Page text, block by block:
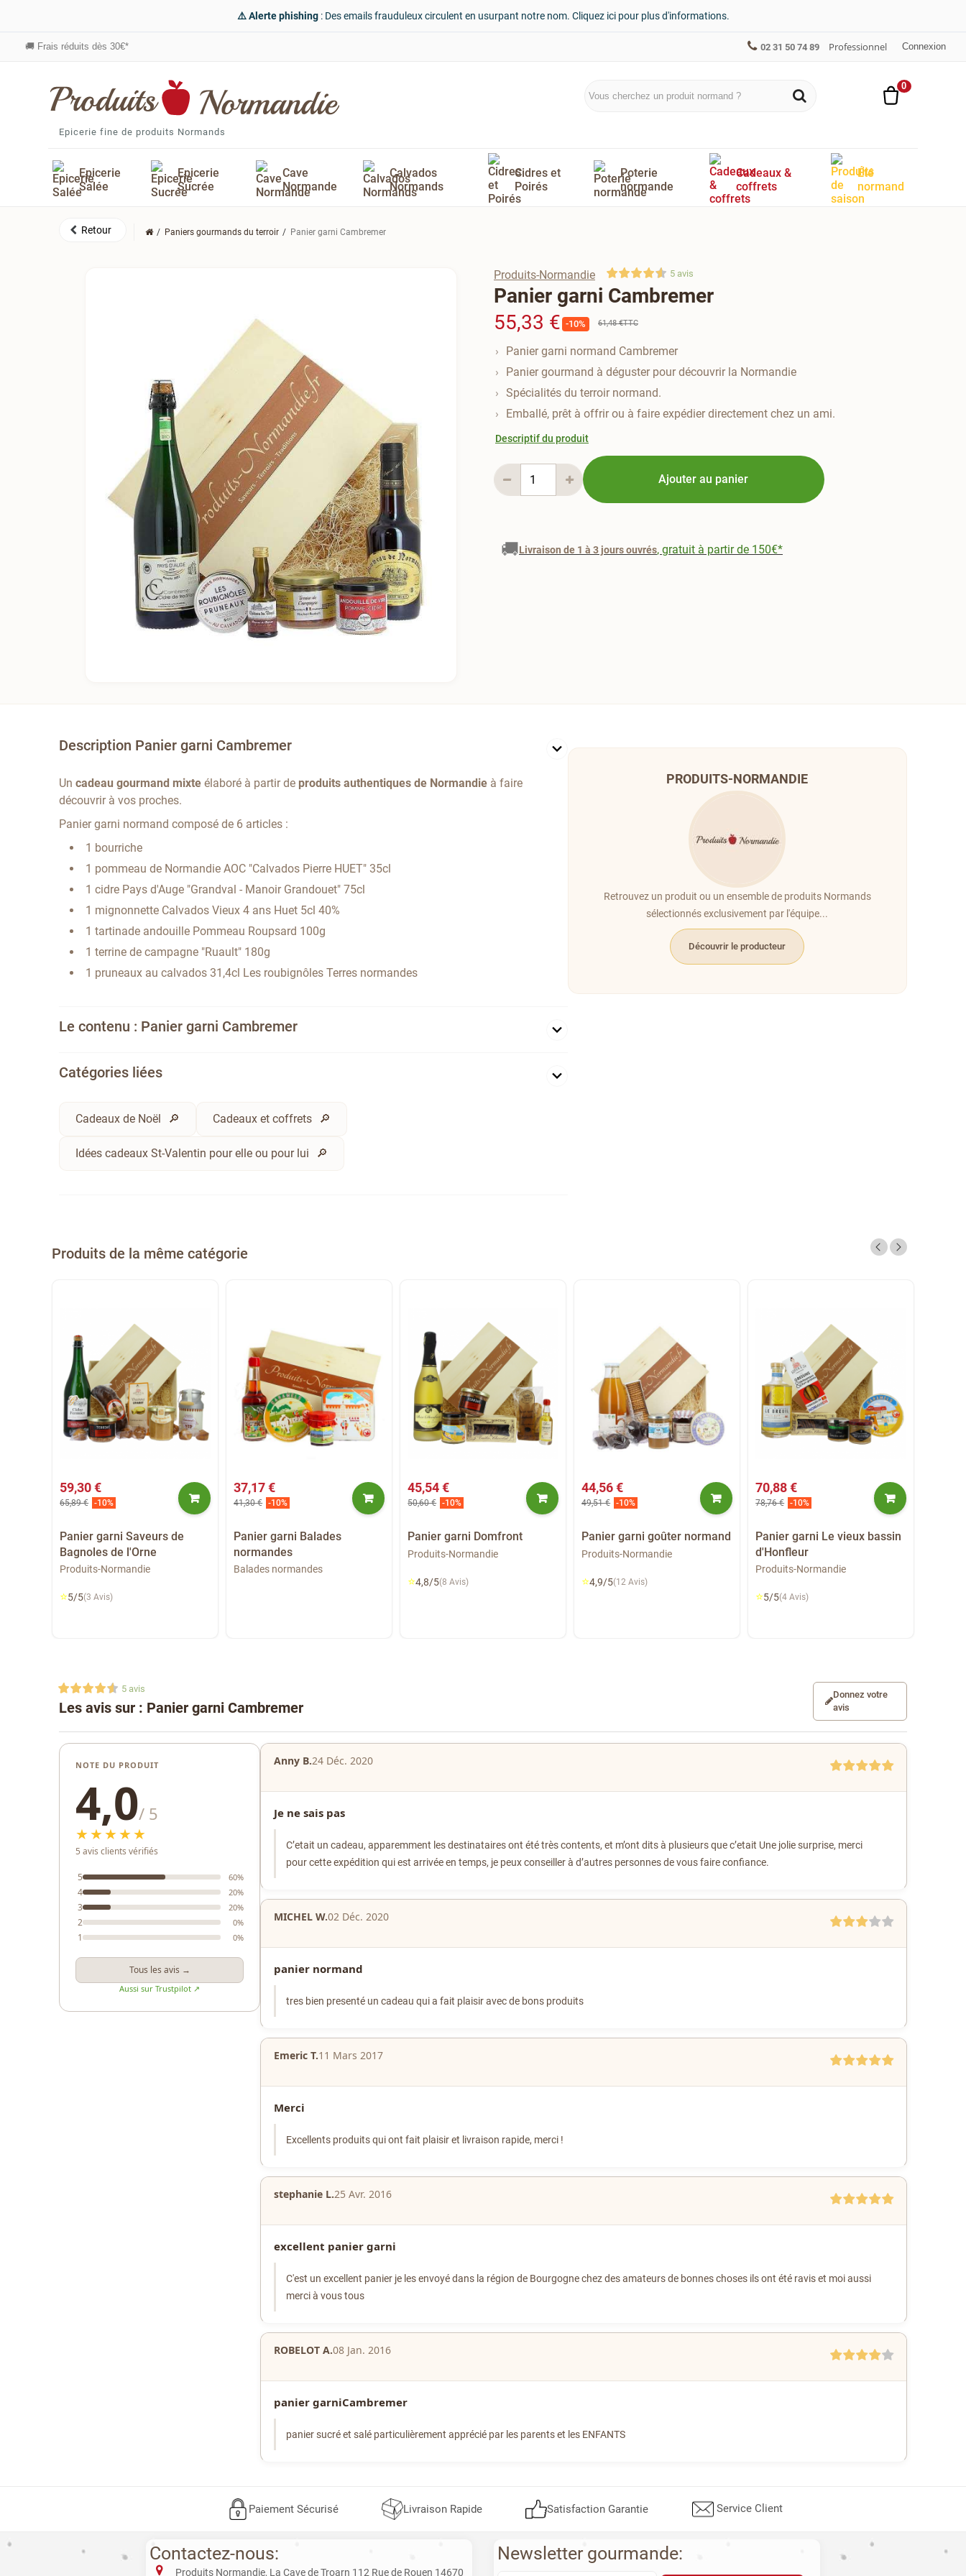
⚠️ Alerte phishing: Des emails frauduleux circulent en usurpant notre nom. Cliquez ici pour plus d'informations.
🚚 Frais réduits dès 30€* 02 31 50 74 89 Professionnel Connexion
Epicerie fine de produits Normands
0
Epicerie
Salée
Epicerie
Sucrée
Cave
Normande
Calvados
Normands
Cidres et
Poirés
Poterie
normande
Cadeaux &
coffrets
Été
normand
Paniers gourmands du terroir Panier garni Cambremer
Produits-Normandie 5avis
Panier garni Cambremer
55,33 € -10% 61,48 €TTC
Panier garni normand Cambremer
Panier gourmand à déguster pour découvrir la Normandie
Spécialités du terroir normand.
Emballé, prêt à offrir ou à faire expédier directement chez un ami.
Descriptif du produit
Ajouter au panier
🚚Livraison de 1 à 3 jours ouvrés, gratuit à partir de 150€*
Description Panier garni Cambremer
Uncadeau gourmand mixte élaboré à partir de produits authentiques de Normandie à faire
découvrir à vos proches.
Panier garni normand composé de 6 articles :
1 bourriche
1 pommeau de Normandie AOC "Calvados Pierre HUET" 35cl
1 cidre Pays d'Auge "Grandval - Manoir Grandouet" 75cl
1 mignonnette Calvados Vieux 4 ans Huet 5cl 40%
1 tartinade andouille Pommeau Roupsard 100g
1 terrine de campagne "Ruault" 180g
1 pruneaux au calvados 31,4cl Les roubignôles Terres normandes
Le contenu : Panier garni Cambremer
Catégories liées
Cadeaux de Noël Cadeaux et coffrets
Idées cadeaux St-Valentin pour elle ou pour lui
PRODUITS-NORMANDIE
Retrouvez un produit ou un ensemble de produits Normands
sélectionnés exclusivement par l'équipe...
Découvrir le producteur
Produits de la même catégorie
59,30 €
65,89 € -10%
Panier garni Saveurs de
Bagnoles de l'Orne
Produits-Normandie
⭐5/5(3 Avis)
37,17 €
41,30 € -10%
Panier garni Balades
normandes
Balades normandes
45,54 €
50,60 € -10%
Panier garni Domfront
Produits-Normandie
⭐4,8/5(8 Avis)
44,56 €
49,51 € -10%
Panier garni goûter normand
Produits-Normandie
⭐4,9/5(12 Avis)
70,88 €
78,76 € -10%
Panier garni Le vieux bassin
d'Honfleur
Produits-Normandie
⭐5/5(4 Avis)
Les avis sur : Panier garni Cambremer
5 avis
Donnez votre
avis
NOTE DU PRODUIT
4,0/ 5
★★★★★
5 avis clients vérifiés
5 60%
4 20%
3 20%
2 0%
1 0%
Tous les avis →
Aussi sur Trustpilot ↗
Anny B.24 Déc. 2020
Je ne sais pas
C’etait un cadeau, apparemment les destinataires ont été très contents, et m’ont dits à plusieurs que c’etait Une jolie surprise, merci
pour cette expédition qui est arrivée en temps, je peux conseiller à d’autres personnes de vous faire confiance.
MICHEL W.02 Déc. 2020
panier normand
tres bien presenté un cadeau qui a fait plaisir avec de bons produits
Emeric T.11 Mars 2017
Merci
Excellents produits qui ont fait plaisir et livraison rapide, merci !
stephanie L.25 Avr. 2016
excellent panier garni
C'est un excellent panier je les envoyé dans la région de Bourgogne chez des amateurs de bonnes choses ils ont été ravis et moi aussi
merci à vous tous
ROBELOT A.08 Jan. 2016
panier garniCambremer
panier sucré et salé particulièrement apprécié par les parents et les ENFANTS
Paiement Sécurisé Livraison Rapide Satisfaction Garantie Service Client
Newsletter gourmande:
Contactez-nous:
Produits Normandie, La Cave de Troarn 112 Rue de Rouen 14670